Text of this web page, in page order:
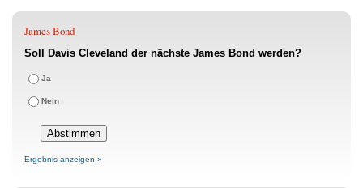
James Bond
Soll Davis Cleveland der nächste James Bond werden?
Ja
Nein
Ergebnis anzeigen »